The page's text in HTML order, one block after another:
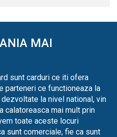
MAI
sunt carduri ce iti ofera
parteneri ce functioneaza la
la nivel national, vin
calatoreasca mai mult prin
toate aceste locuri
sunt comerciale, fie ca sunt